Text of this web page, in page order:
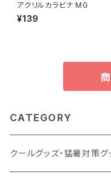
アクリルカラビナ MG
¥139
CATEGORY
クールグッズ・猛暑対策グ